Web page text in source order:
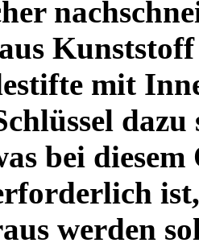
mit
bei